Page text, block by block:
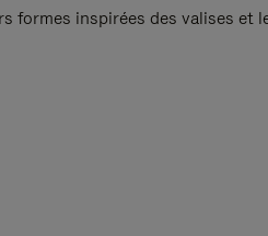
formes inspirées des valises